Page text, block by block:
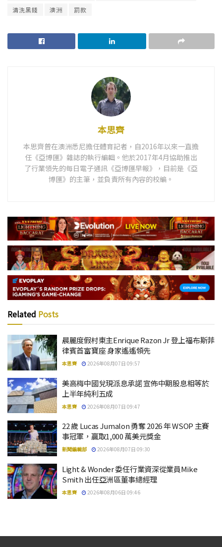
清洗黑錢
澳洲 罰款
本思齊
本思齊曾在澳洲悉尼擔任體育記者，自2016年以來一直擔
任《亞博匯》雜誌的執行編輯。他於2017年4月協助推出
了行業領先的每日電子通訊《亞博匯早報》，目前是《亞
博匯》的主筆，並負責所有內容的校編。
Related Posts
晨麗度假村東主Enrique Razon Jr 登上福布斯菲
律賓首富寶座 身家遙遙領先
本思齊 2026年08月07日 09:57
美高梅中國兌現派息承諾 宣佈中期股息相等於
上半年純利五成
本思齊 2026年08月07日 09:47
22 歲 Lucas Jumalon 勇奪 2026 年 WSOP 主賽
事冠軍，贏取1,000 萬美元獎金
新聞編輯部 2026年08月07日 09:30
Light & Wonder 委任行業資深從業員Mike
Smith 出任亞洲區董事總經理
本思齊 2026年08月06日 09:46